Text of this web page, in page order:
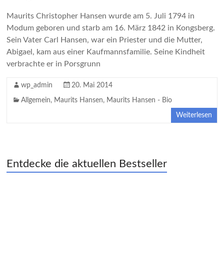
Maurits Christopher Hansen wurde am 5. Juli 1794 in
Modum geboren und starb am 16. März 1842 in Kongsberg.
Sein Vater Carl Hansen, war ein Priester und die Mutter,
Abigael, kam aus einer Kaufmannsfamilie. Seine Kindheit
verbrachte er in Porsgrunn
wp_admin 20. Mai 2014
Allgemein, Maurits Hansen, Maurits Hansen - Bio
Weiterlesen
Entdecke die aktuellen Bestseller